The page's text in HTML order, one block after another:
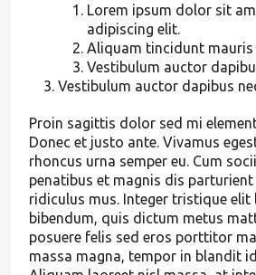
Lorem ipsum dolor sit
adipiscing elit.
Aliquam tincidunt mauris
Vestibulum auctor
Vestibulum auctor dapibus
Proin sagittis dolor sed mi
Donec et justo ante. Vivamus
rhoncus urna semper eu. Cum
penatibus et magnis dis
ridiculus mus. Integer tristique
bibendum, quis dictum metus
posuere felis sed eros porttitor
massa magna, tempor in blandit